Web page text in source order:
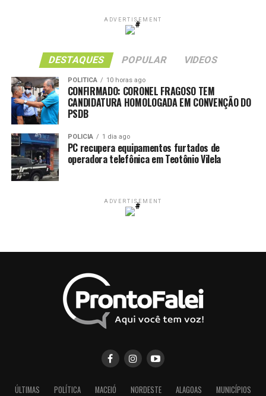
ADVERTISEMENT
DESTAQUES POPULAR VIDEOS
POLITICA 10 horas ago
CONFIRMADO: CORONEL FRAGOSO TEM
CANDIDATURA HOMOLOGADA EM CONVENÇÃO DO
PSDB
POLICIA 1 dia ago
PC recupera equipamentos furtados de
operadora telefônica em Teotônio Vilela
ADVERTISEMENT
ÚLTIMAS POLÍTICA MACEIÓ NORDESTE ALAGOAS MUNICÍPIOS